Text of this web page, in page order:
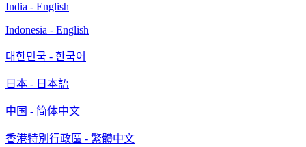
India - English
Indonesia - English
대한민국 - 한국어
日本 - 日本語
中国 - 简体中文
香港特別行政區 - 繁體中文